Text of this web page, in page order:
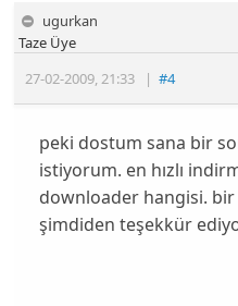
ugurkan
27-02-2009,21:33 |#4
Taze Üye
peki dostum sana bir
istiyorum. en hızlı
downloader hangisi. bir
şimdiden teşekkür